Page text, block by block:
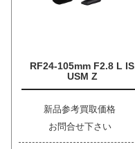
RF24-105mm F2.8 L IS
USM Z
新品参考買取価格
お問合せ下さい